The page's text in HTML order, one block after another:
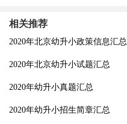
相关推荐
2020年北京幼升小政策信息汇总
2020年北京幼升小试题汇总
2020年幼升小真题汇总
2020年幼升小招生简章汇总